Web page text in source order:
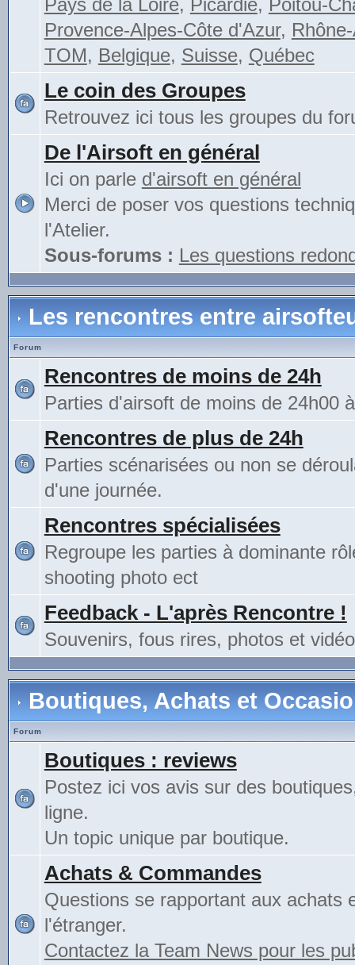
Pays de la Loire, Picardie, Poitou-
Provence-Alpes-Côte d'Azur,
TOM, Belgique, Suisse, Québec
Le coin des Groupes
Retrouvez ici tous les groupes du
De l'Airsoft en général
Ici on parle d'airsoft en général
Merci de poser vos questions
l'Atelier.
Sous-forums : Les questions
Les rencontres entre
Forum
Rencontres de moins de 24h
Parties d'airsoft de moins de 24h00
Rencontres de plus de 24h
Parties scénarisées ou non se
d'une journée.
Rencontres spécialisées
Regroupe les parties à dominante
shooting photo ect
Feedback - L'après Rencontre !
Souvenirs, fous rires, photos et
Boutiques, Achats et
Forum
Boutiques : reviews
Postez ici vos avis sur des
ligne.
Un topic unique par boutique.
Achats & Commandes
Questions se rapportant aux achats
l'étranger.
Contactez la Team News pour les